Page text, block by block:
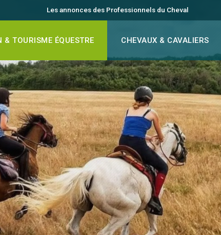
Les annonces des Professionnels du Cheval
& TOURISME ÉQUESTRE CHEVAUX & CAVALIERS